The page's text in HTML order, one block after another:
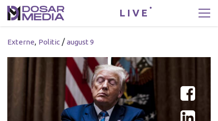
LIVE
Externe, Politic /august 9